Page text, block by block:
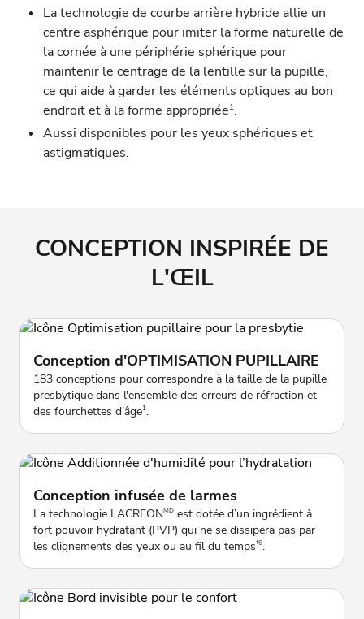
La technologie de courbe arrière hybride allie un
centre asphérique pour imiter la forme naturelle de
la cornée à une périphérie sphérique pour
maintenir le centrage de la lentille sur la pupille,
ce qui aide à garder les éléments optiques au bon
endroit et à la forme appropriée1 .
Aussi disponibles pour les yeux sphériques et
astigmatiques.
CONCEPTION INSPIRÉE DE
L'ŒIL
Conception d'OPTIMISATION PUPILLAIRE
183 conceptions pour correspondre à la taille de la pupille
presbytique dans l'ensemble des erreurs de réfraction et
des fourchettes d’âge1.
Conception infusée de larmes
La technologie LACREONMD est dotée d’un ingrédient à
fort pouvoir hydratant (PVP) qui ne se dissipera pas par
les clignements des yeux ou au fil du temps‡6.